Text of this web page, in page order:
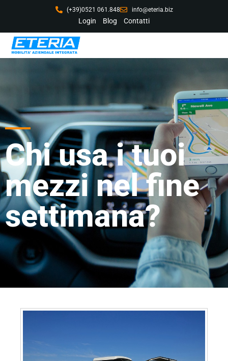
Login Blog Contatti
(+39)0521 061.848 info@eteria.biz
Chi usa i tuoi
mezzi nel fine
settimana?